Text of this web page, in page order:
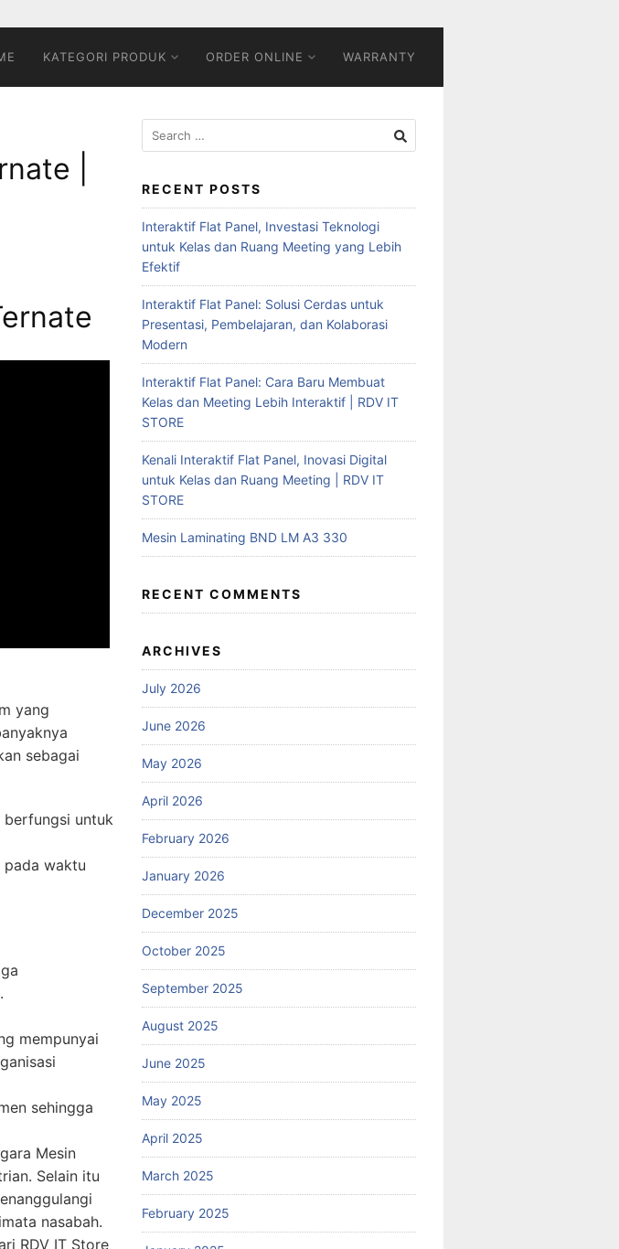
KATEGORI PRODUK ORDER ONLINE WARRANTY
|
yang
sebagai
berfungsi untuk
pada waktu
mempunyai
sehingga
Mesin
Selain itu
nasabah.
RDV IT Store
RECENT POSTS
Interaktif Flat Panel, Investasi Teknologi
untuk Kelas dan Ruang Meeting yang Lebih
Efektif
Interaktif Flat Panel: Solusi Cerdas untuk
Presentasi, Pembelajaran, dan Kolaborasi
Modern
Interaktif Flat Panel: Cara Baru Membuat
Kelas dan Meeting Lebih Interaktif | RDV IT
STORE
Kenali Interaktif Flat Panel, Inovasi Digital
untuk Kelas dan Ruang Meeting | RDV IT
STORE
Mesin Laminating BND LM A3 330
RECENT COMMENTS
ARCHIVES
July 2026
June 2026
May 2026
April 2026
February 2026
January 2026
December 2025
October 2025
September 2025
August 2025
June 2025
May 2025
April 2025
March 2025
February 2025